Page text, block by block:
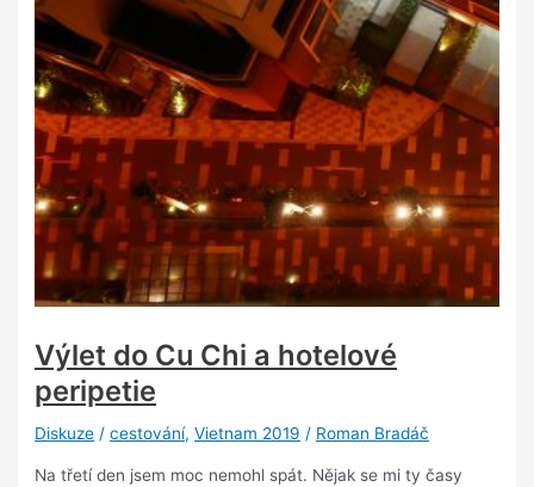
Výlet do Cu Chi a hotelové
peripetie
Diskuze /cestování,Vietnam 2019 / Roman Bradáč
Na třetí den jsem moc nemohl spát. Nějak se mi ty časy